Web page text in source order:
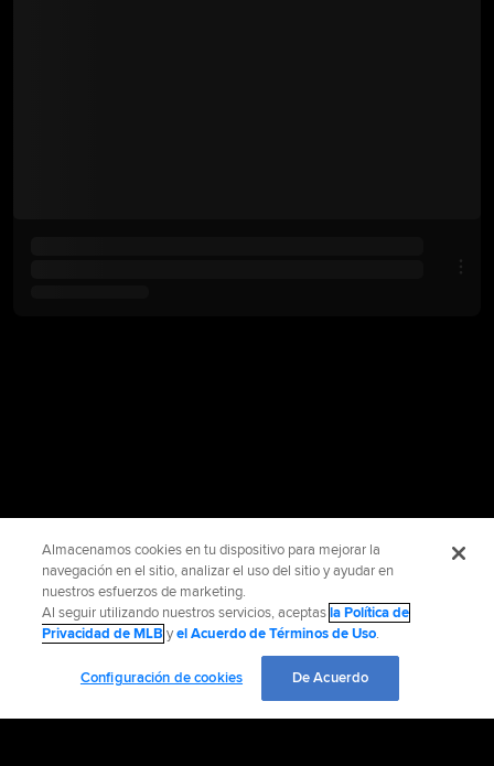
Almacenamos cookies en tu dispositivo para mejorar la
navegación en el sitio, analizar el uso del sitio y ayudar en
nuestros esfuerzos de marketing.
Al seguir utilizando nuestros servicios, aceptasla Política de
Privacidad de MLB yel Acuerdo de Términos de Uso.
Configuración de cookies De Acuerdo